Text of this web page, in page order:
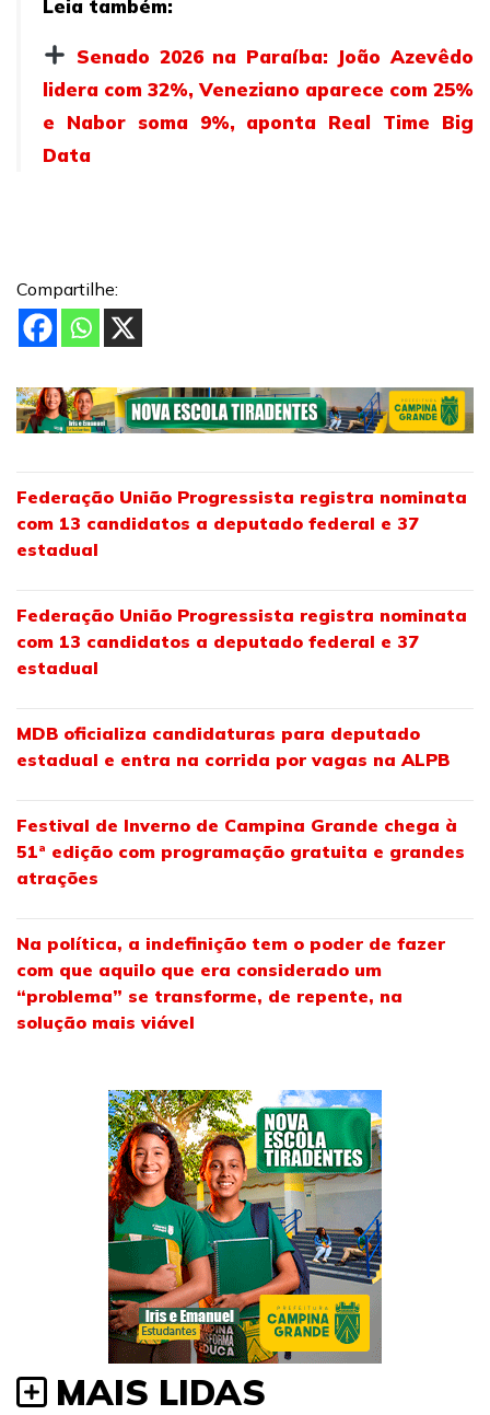
Leia também:
Senado 2026 na Paraíba: João Azevêdo
lidera com 32%, Veneziano aparece com 25%
e Nabor soma 9%, aponta Real Time Big
Data
Compartilhe:
Federação União Progressista registra nominata
com 13 candidatos a deputado federal e 37
estadual
Federação União Progressista registra nominata
com 13 candidatos a deputado federal e 37
estadual
MDB oficializa candidaturas para deputado
estadual e entra na corrida por vagas na ALPB
Festival de Inverno de Campina Grande chega à
51ª edição com programação gratuita e grandes
atrações
Na política, a indefinição tem o poder de fazer
com que aquilo que era considerado um
“problema” se transforme, de repente, na
solução mais viável
MAIS LIDAS